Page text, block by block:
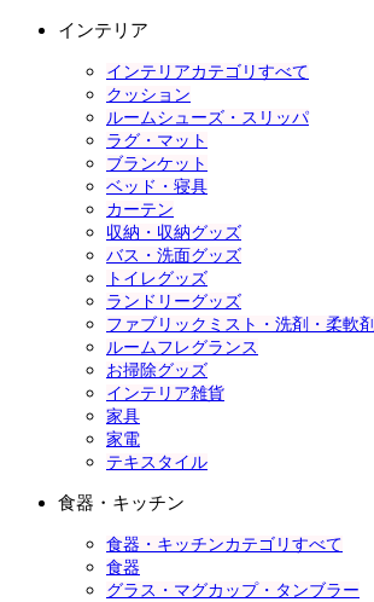
インテリア
インテリアカテゴリすべて
クッション
ルームシューズ・スリッパ
ラグ・マット
ブランケット
ベッド・寝具
カーテン
収納・収納グッズ
バス・洗面グッズ
トイレグッズ
ランドリーグッズ
ファブリックミスト・洗剤・柔軟剤
ルームフレグランス
お掃除グッズ
インテリア雑貨
家具
家電
テキスタイル
食器・キッチン
食器・キッチンカテゴリすべて
食器
グラス・マグカップ・タンブラー